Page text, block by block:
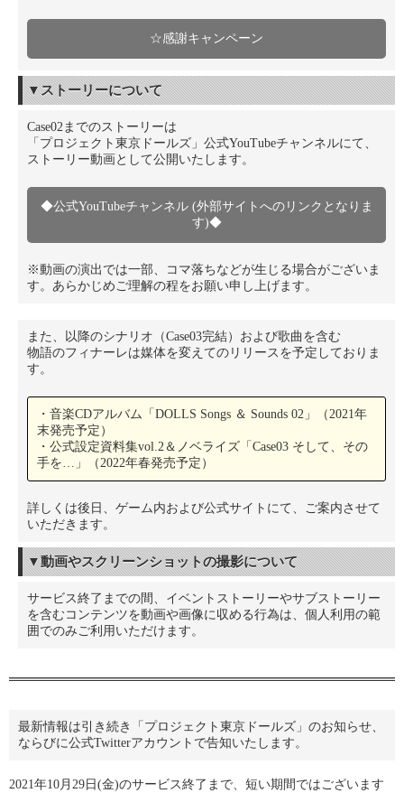
☆感謝キャンペーン
▼ストーリーについて
Case02までのストーリーは
「プロジェクト東京ドールズ」公式YouTubeチャンネルにて、
ストーリー動画として公開いたします。
◆公式YouTubeチャンネル (外部サイトへのリンクとなりま
す)◆
※動画の演出では一部、コマ落ちなどが生じる場合がございま
す。あらかじめご理解の程をお願い申し上げます。
また、以降のシナリオ（Case03完結）および歌曲を含む
物語のフィナーレは媒体を変えてのリリースを予定しておりま
す。
・音楽CDアルバム「DOLLS Songs ＆ Sounds 02」（2021年
末発売予定）
・公式設定資料集vol.2＆ノベライズ「Case03 そして、その
手を…」（2022年春発売予定）
詳しくは後日、ゲーム内および公式サイトにて、ご案内させて
いただきます。
▼動画やスクリーンショットの撮影について
サービス終了までの間、イベントストーリーやサブストーリー
を含むコンテンツを動画や画像に収める行為は、個人利用の範
囲でのみご利用いただけます。
最新情報は引き続き「プロジェクト東京ドールズ」のお知らせ、
ならびに公式Twitterアカウントで告知いたします。
2021年10月29日(金)のサービス終了まで、短い期間ではございます